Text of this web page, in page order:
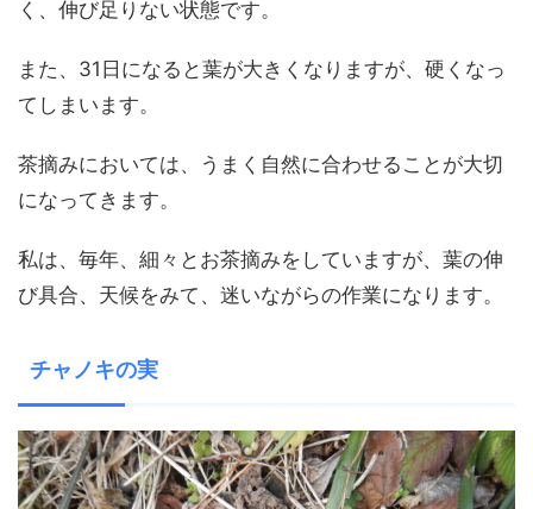
く、伸び足りない状態です。
また、31日になると葉が大きくなりますが、硬くなっ
てしまいます。
茶摘みにおいては、うまく自然に合わせることが大切
になってきます。
私は、毎年、細々とお茶摘みをしていますが、葉の伸
び具合、天候をみて、迷いながらの作業になります。
チャノキの実